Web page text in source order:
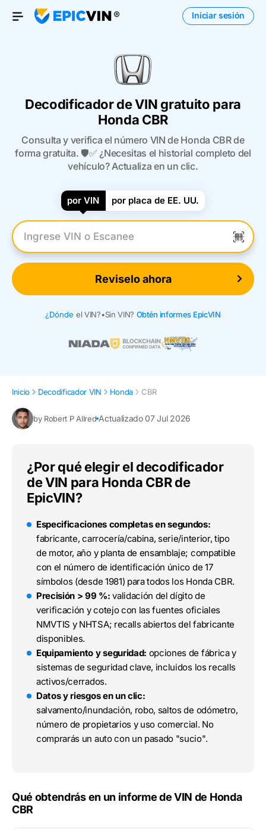
Open Menu
Iniciar sesión
Decodificador de VIN gratuito para
Honda CBR
Consulta y verifica el número VIN de Honda CBR de
forma gratuita. 🛡️✅ ¿Necesitas el historial completo del
vehículo? Actualiza en un clic.
por VIN por placa de EE. UU.
Introduzca el VIN
Reviselo ahora
¿Dónde el VIN?•Sin VIN? Obtén informes EpicVIN
Inicio Decodificador VIN Honda CBR
by Robert P Allred Actualizado 07 Jul 2026
¿Por qué elegir el decodificador
de VIN para Honda CBR de
EpicVIN?
Especificaciones completas en segundos:
fabricante, carrocería/cabina, serie/interior, tipo
de motor, año y planta de ensamblaje; compatible
con el número de identificación único de 17
símbolos (desde 1981) para todos los Honda CBR.
Precisión > 99 %: validación del dígito de
verificación y cotejo con las fuentes oficiales
NMVTIS y NHTSA; recalls abiertos del fabricante
disponibles.
Equipamiento y seguridad: opciones de fábrica y
sistemas de seguridad clave, incluidos los recalls
activos/cerrados.
Datos y riesgos en un clic:
salvamento/inundación, robo, saltos de odómetro,
número de propietarios y uso comercial. No
comprarás un auto con un pasado "sucio".
Qué obtendrás en un informe de VIN de Honda
CBR